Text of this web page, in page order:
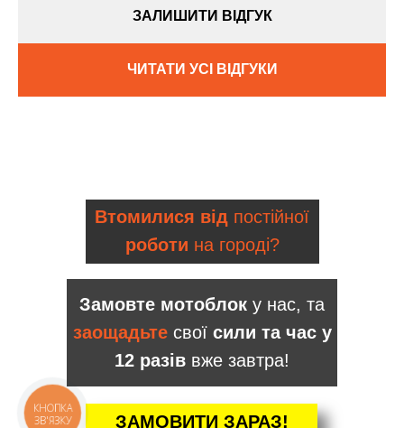
ЗАЛИШИТИ ВІДГУК
ЧИТАТИ УСІ ВІДГУКИ
ЗАМОВИТИ ЗАРАЗ!
Замовте мотоблок у нас, та
заощадьтесвої сили та час у
12 разів вже завтра!
Втомилися від постійної
роботи на городі?
КНОПКА
ЗВ'ЯЗКУ